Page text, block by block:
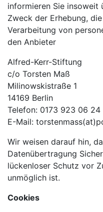
informieren Sie insoweit
Zweck der Erhebung,
Verarbeitung von
den Anbieter
Alfred-Kerr-Stiftung
c/o Torsten Maß
Milinowskistraße 1
14169 Berlin
Telefon: 0173 923 06 24
E-Mail:
Wir weisen darauf hin,
Datenübertragung
lückenloser Schutz vor
unmöglich ist.
Cookies